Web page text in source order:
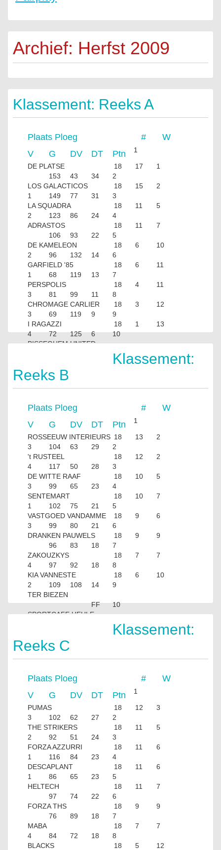
Archief: Herfst 2009
Klassement: Reeks A
Plaats Ploeg #
W
V
G DV DT Ptn 1
DE PLATSE 18 17
1
153
43 34
2
LOS GALACTICOS
18 15
2
1
149 77 31
3
LA SQUADRA
18 11
5
2
123 86 24
4
ADRASTOS
18 11
7
106
93 22
5
DE KAMELEON
18 6
10
2
96 132 14
6
GARFIELD '85
18 6
11
1
68 119 13
7
PERSPOLIS
18 4
11
3
81 99 11
8
CHROMAGE CARLIER
18 3
12
3
69 119 9
9
I RAGAZZI
18 1
13
4
72 125 6
10
BISSEGHEM UNITED
Klassement:
Reeks B
Plaats Ploeg #
W
V
G DV DT Ptn 1
ROSSEEUW INTERIEURS 18 13
2
3
104 63 29
2
't RUSTEEL
18 12
2
4
117 50 28
3
DE WITTE RAAF
18 10
5
3
99 65 23
4
SENTEMART
18 10
7
1
102 75 21
5
VASTGOED VANDAMME
18 9
6
3
99 80 21
6
DRANKEN PAUWELS
18 9
9
96
83 18
7
ZAKOUZKYS
18 7
7
4
97 92 18
8
KIA VANNESTE
18 6
10
2
109 108 14
9
TER BIEZEN
FF
10
SPORTCAFE HEULE
Klassement:
Reeks C
Plaats Ploeg #
W
V
G DV DT Ptn 1
PUMAS 18 12
3
3
102 62 27
2
THE STRIKERS
18 11
5
2
92 51 24
3
FORZA AZZURRI
18 11
6
1
116 84 23
4
DESCAPLANT
18 11
6
1
86 65 23
5
HELTECH
18 11
7
97
74 22
6
FORZA THS
18 9
9
76
89 18
7
MABA
18 7
7
4
84 72 18
8
BLACKS
18 5
12